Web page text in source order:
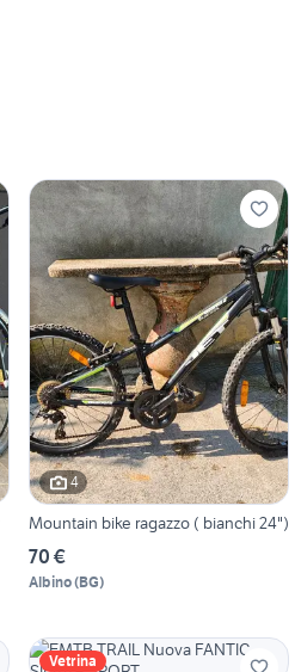
4
Mountain bike ragazzo ( bianchi 24")
70 €
Albino(BG)
Vetrina